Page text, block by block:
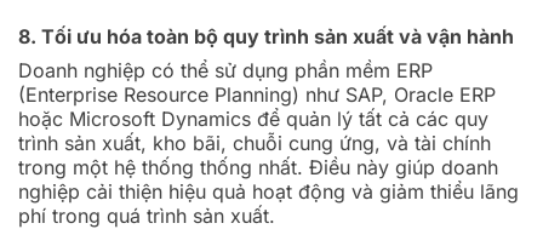
8. Tối ưu hóa toàn bộ quy trình sản xuất và vận hành
Doanh nghiệp có thể sử dụng phần mềm ERP
(Enterprise Resource Planning) như SAP, Oracle ERP
hoặc Microsoft Dynamics để quản lý tất cả các quy
trình sản xuất, kho bãi, chuỗi cung ứng, và tài chính
trong một hệ thống thống nhất. Điều này giúp doanh
nghiệp cải thiện hiệu quả hoạt động và giảm thiểu lãng
phí trong quá trình sản xuất.